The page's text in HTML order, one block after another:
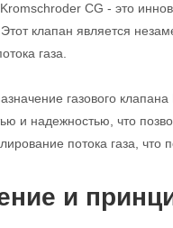
CG - это
Этот клапан является
газа.
газового
и надежностью, что
потока газа,
и